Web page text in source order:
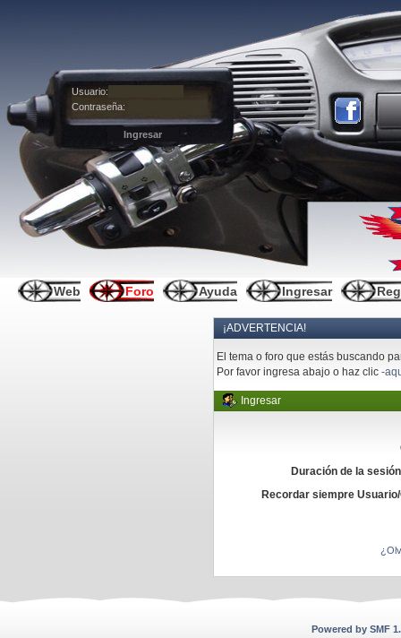
Usuario:
Contraseña:
Web Foro Ayuda Ingresar
¡ADVERTENCIA!
El tema o foro que estás buscando
Por favor ingresa abajo o haz clic-
Ingresar
Duración de la
Recordar siempre
Powered by SMF